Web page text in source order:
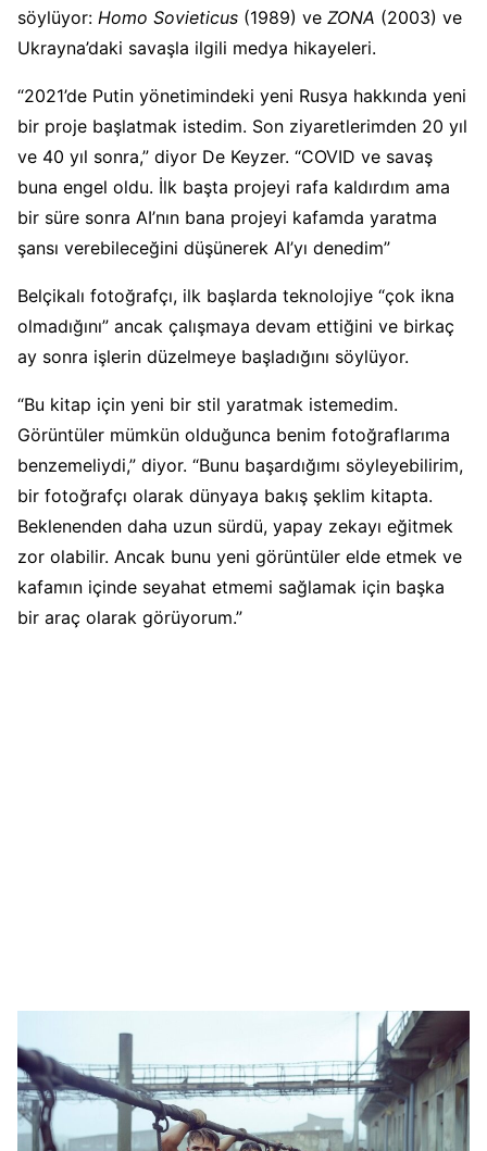
söylüyor: Homo Sovieticus (1989) ve ZONA (2003) ve
Ukrayna’daki savaşla ilgili medya hikayeleri.
“2021’de Putin yönetimindeki yeni Rusya hakkında yeni
bir proje başlatmak istedim. Son ziyaretlerimden 20 yıl
ve 40 yıl sonra,” diyor De Keyzer. “COVID ve savaş
buna engel oldu. İlk başta projeyi rafa kaldırdım ama
bir süre sonra AI’nın bana projeyi kafamda yaratma
şansı verebileceğini düşünerek AI’yı denedim”
Belçikalı fotoğrafçı, ilk başlarda teknolojiye “çok ikna
olmadığını” ancak çalışmaya devam ettiğini ve birkaç
ay sonra işlerin düzelmeye başladığını söylüyor.
“Bu kitap için yeni bir stil yaratmak istemedim.
Görüntüler mümkün olduğunca benim fotoğraflarıma
benzemeliydi,” diyor. “Bunu başardığımı söyleyebilirim,
bir fotoğrafçı olarak dünyaya bakış şeklim kitapta.
Beklenenden daha uzun sürdü, yapay zekayı eğitmek
zor olabilir. Ancak bunu yeni görüntüler elde etmek ve
kafamın içinde seyahat etmemi sağlamak için başka
bir araç olarak görüyorum.”